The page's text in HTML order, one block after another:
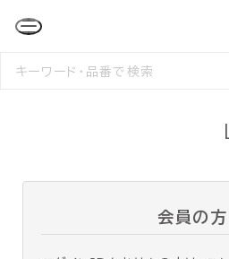
検
会員の方